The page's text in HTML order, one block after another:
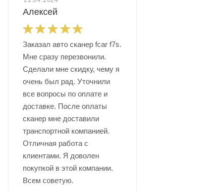
Алексей
Заказал авто сканер fcar f7s.
Мне сразу перезвонили.
Сделали мне скидку, чему я
очень был рад. Уточнили
все вопросы по оплате и
доставке. После оплаты
сканер мне доставили
транспортной компанией.
Отличная работа с
клиентами. Я доволен
покупкой в этой компании.
Всем советую.